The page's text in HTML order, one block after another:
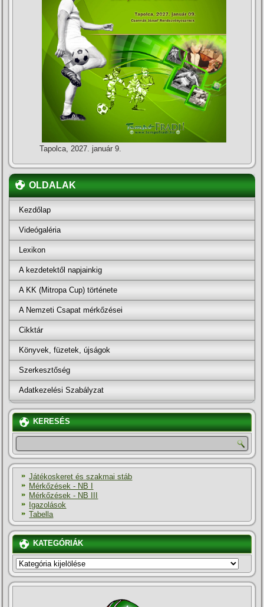
Tapolca, 2027. január 9.
OLDALAK
Kezdőlap
Videógaléria
Lexikon
A kezdetektől napjainkig
A KK (Mitropa Cup) története
A Nemzeti Csapat mérkőzései
Cikktár
Könyvek, füzetek, újságok
Szerkesztőség
Adatkezelési Szabályzat
KERESÉS
Játékoskeret és szakmai stáb
Mérkőzések - NB I
Mérkőzések - NB III
Igazolások
Tabella
KATEGÓRIÁK
KATEGÓRIÁK